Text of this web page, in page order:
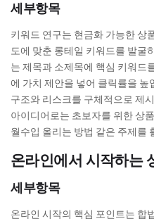
세부항목
키워드 연구는 현금화 가능한 상
도에 맞춘 롱테일 키워드를 발굴
는 제목과 소제목에 핵심 키워드
에 가치 제안을 넣어 클릭률을 높
구조와 리스크를 구체적으로 제
아이디어로는 초보자를 위한 상
월수입 올리는 방법 같은 주제를
온라인에서 시작하는
세부항목
온라인 시작의 핵심 포인트는 합